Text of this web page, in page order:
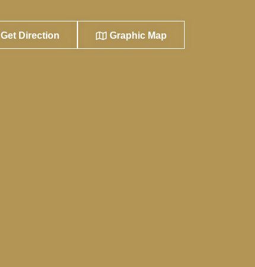
Get Direction Graphic Map